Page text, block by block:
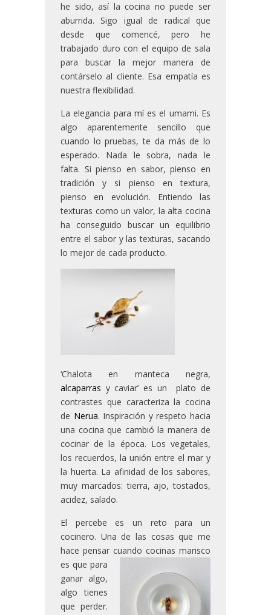
he sido, así la cocina no puede ser
aburrida. Sigo igual de radical que
desde que comencé, pero he
trabajado duro con el equipo de sala
para buscar la mejor manera de
contárselo al cliente. Esa empatía es
nuestra flexibilidad.
La elegancia para mí es el umami. Es
algo aparentemente sencillo que
cuando lo pruebas, te da más de lo
esperado. Nada le sobra, nada le
falta. Si pienso en sabor, pienso en
tradición y si pienso en textura,
pienso en evolución. Entiendo las
texturas como un valor, la alta cocina
ha conseguido buscar un equilibrio
entre el sabor y las texturas, sacando
lo mejor de cada producto.
‘Chalota en manteca negra,
alcaparras y caviar’ es un plato de
contrastes que caracteriza la cocina
de Nerua. Inspiración y respeto hacia
una cocina que cambió la manera de
cocinar de la época. Los vegetales,
los recuerdos, la unión entre el mar y
la huerta. La afinidad de los sabores,
muy marcados: tierra, ajo, tostados,
acidez, salado.
El percebe es un reto para un
cocinero. Una de las cosas que me
hace pensar cuando cocinas marisco
es que para
ganar algo,
algo tienes
que perder.